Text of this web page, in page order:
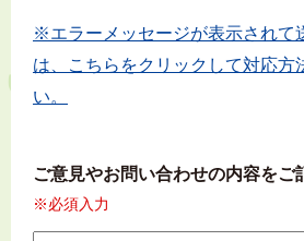
※エラーメッセージが表示されて
は、こちらをクリックして対応方
い。
ご意見やお問い合わせの内容をご
※必須入力